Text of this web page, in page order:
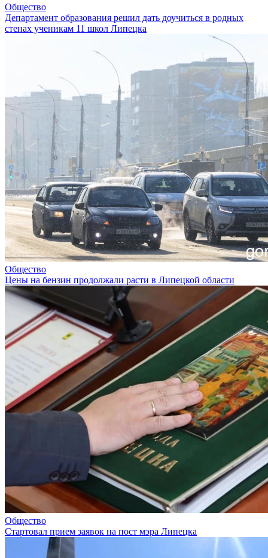
Общество
Департамент образования решил дать доучиться в родных
стенах ученикам 11 школ Липецка
Общество
Цены на бензин продолжали расти в Липецкой области
Общество
Стартовал прием заявок на пост мэра Липецка